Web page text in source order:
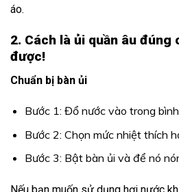
áo.
2. Cách là ủi quần âu đúng
được!
Chuẩn bị bàn ủi
Bước 1: Đổ nước vào trong
Bước 2: Chọn mức nhiệt thích
Bước 3: Bật bàn ủi và để nó